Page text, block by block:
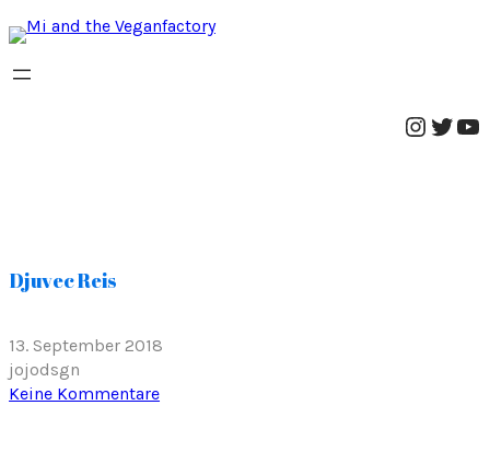
Djuvec Reis
13. September 2018
jojodsgn
Keine Kommentarez